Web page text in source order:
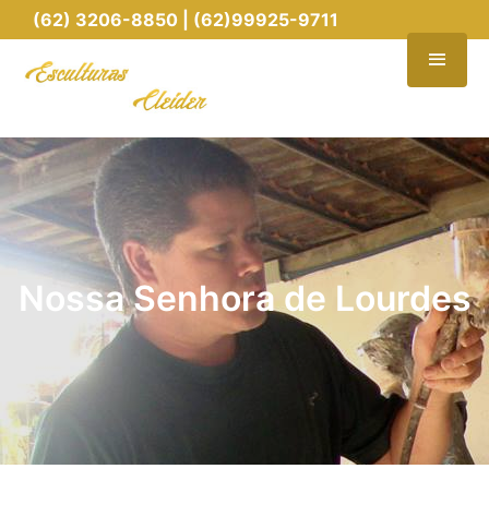
(62) 3206-8850 | (62)99925-9711
Nossa Senhora de Lourdes